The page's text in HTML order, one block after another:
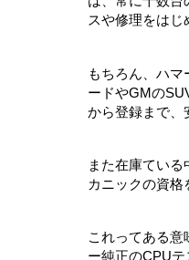
スや修理をはじ
もちろん、ハ
ードやGMの
から登録まで、
また在庫てい
カニックの資格
これってある
ー純正のCPU